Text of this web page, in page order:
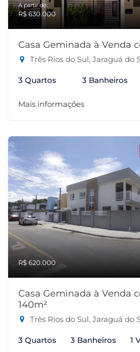
A partir de:
R$ 630.000
Casa Geminada à Venda
Três Rios do Sul, Jaraguá do
3 Quartos 3 Banheiros
Mais informações
R$ 620.000
Casa Geminada à Venda
140m²
Três Rios do Sul, Jaraguá do
3 Quartos 3 Banheiros 1